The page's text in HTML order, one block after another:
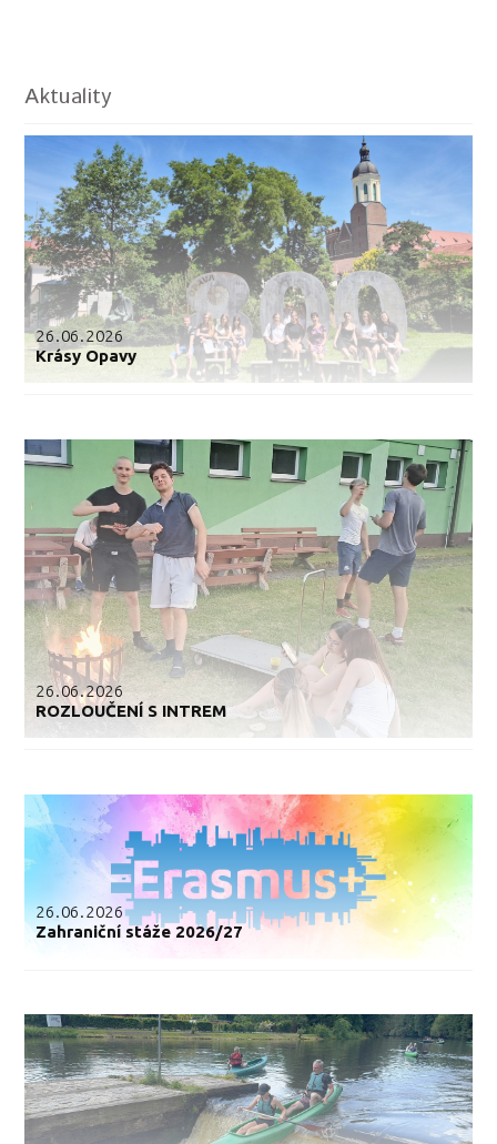
Aktuality
26.06.2026
Krásy Opavy
26.06.2026
ROZLOUČENÍ S INTREM
26.06.2026
Zahraniční stáže 2026/27